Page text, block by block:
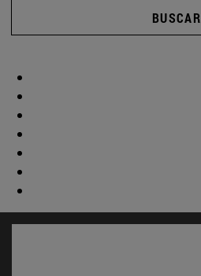
BUSCAR